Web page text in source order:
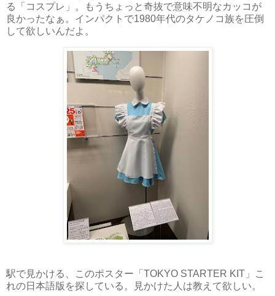
る「コスプレ」。もうちょっと奇抜で意味不明なカッコが
良かったなぁ。インパクトで1980年代のタケノコ族を圧倒
して欲しいんだよ。
駅で見かける、このポスター「TOKYO STARTER KIT」こ
れの日本語版を探している。見かけた人は教えて欲しい。